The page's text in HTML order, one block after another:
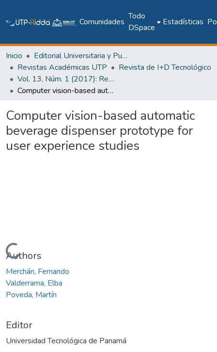
Comunidades
Todo
DSpace
Estadísticas
Inicio
Editorial Universitaria y Publicaciones Seriadas
Revistas Académicas UTP
Revista de I+D Tecnológico
Vol. 13, Núm. 1 (2017): Revista I+D Tecnológico
Computer vision-based automatic beverage dispenser prototype for user experience studies
Computer vision-based automatic
beverage dispenser prototype for
user experience studies
Cargando...
Authors
Merchán, Fernando
Valderrama, Elba
Poveda, Martín
Editor
Universidad Tecnológica de Panamá